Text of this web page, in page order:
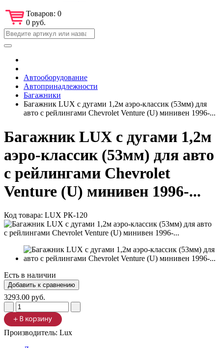
Товаров: 0
0 руб.
Автооборудование
Автопринадлежности
Багажники
Багажник LUX с дугами 1,2м аэро-классик (53мм) для
авто с рейлингами Chevrolet Venture (U) минивен 1996-...
Багажник LUX с дугами 1,2м
аэро-классик (53мм) для авто
с рейлингами Chevrolet
Venture (U) минивен 1996-...
Код товара: LUX РК-120
Есть в наличии
3293.00 руб.
Производитель: Lux